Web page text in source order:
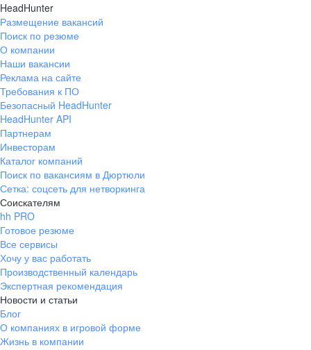
HeadHunter
Размещение вакансий
Поиск по резюме
О компании
Наши вакансии
Реклама на сайте
Требования к ПО
Безопасный HeadHunter
HeadHunter API
Партнерам
Инвесторам
Каталог компаний
Поиск по вакансиям в Дюртюли
Сетка: соцсеть для нетворкинга
Соискателям
hh PRO
Готовое резюме
Все сервисы
Хочу у вас работать
Производственный календарь
Экспертная рекомендация
Новости и статьи
Блог
О компаниях в игровой форме
Жизнь в компании